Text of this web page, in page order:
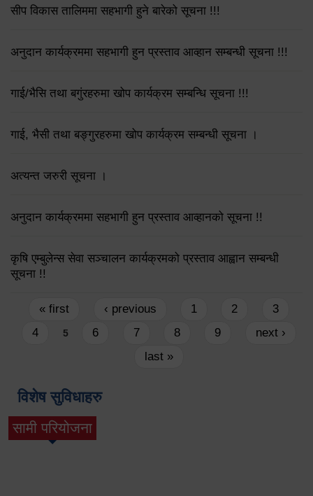
सीप विकास तालिममा सहभागी हुने बारेको सूचना !!!
अनुदान कार्यक्रममा सहभागी हुन प्रस्ताव आव्हान सम्बन्धी सूचना !!!
गाई/भैसि तथा बगुंरहरुमा खोप कार्यक्रम सम्बन्धि सूचना !!!
गाई, भैसी तथा बङ्गुरहरुमा खोप कार्यक्रम सम्बन्धी सूचना ।
अत्यन्त जरुरी सूचना ।
अनुदान कार्यक्रममा सहभागी हुन प्रस्ताव आव्हानको सूचना !!
कृषि एम्बुलेन्स सेवा सञ्चालन कार्यक्रमको प्रस्ताव आह्वान सम्बन्धी
सूचना !!
Pages
« first ‹ previous 1 2
3
4
5 6 7 8 9
next ›
last »
विशेष सुविधाहरु
सामी परियोजना
(active tab)